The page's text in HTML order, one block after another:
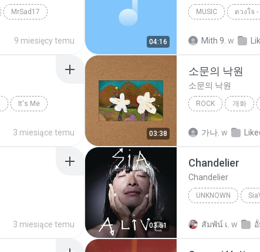
MrSad17
9 miesięcy temu 04:16
MUSIC
Mith 9. w
It′s Me
3 miesiące temu 03:38
소문의 낙원
소문의 낙원
ROCK 개화
가나. w
3 miesiące temu 03:51
Chandelier
Chandelier
UNKNOWN
สัมพัน์ เ. w